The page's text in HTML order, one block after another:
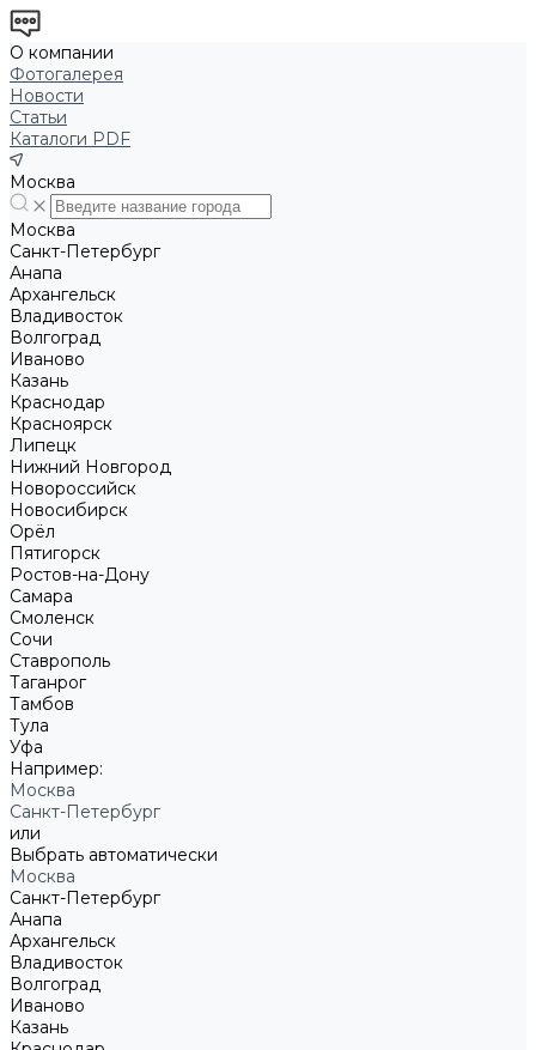
О компании
Фотогалерея
Новости
Статьи
Каталоги PDF
Москва
Москва
Санкт-Петербург
Анапа
Архангельск
Владивосток
Волгоград
Иваново
Казань
Краснодар
Красноярск
Липецк
Нижний Новгород
Новороссийск
Новосибирск
Орёл
Пятигорск
Ростов-на-Дону
Самара
Смоленск
Сочи
Ставрополь
Таганрог
Тамбов
Тула
Уфа
Например:
Москва
Санкт-Петербург
или
Выбрать автоматически
Москва
Санкт-Петербург
Анапа
Архангельск
Владивосток
Волгоград
Иваново
Казань